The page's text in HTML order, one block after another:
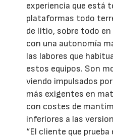
experiencia que está
plataformas todo
de litio, sobre todo en
con una autonomía
las labores que
estos equipos. Son
viendo impulsados
más exigentes en
con costes de
inferiores a las
“El cliente que